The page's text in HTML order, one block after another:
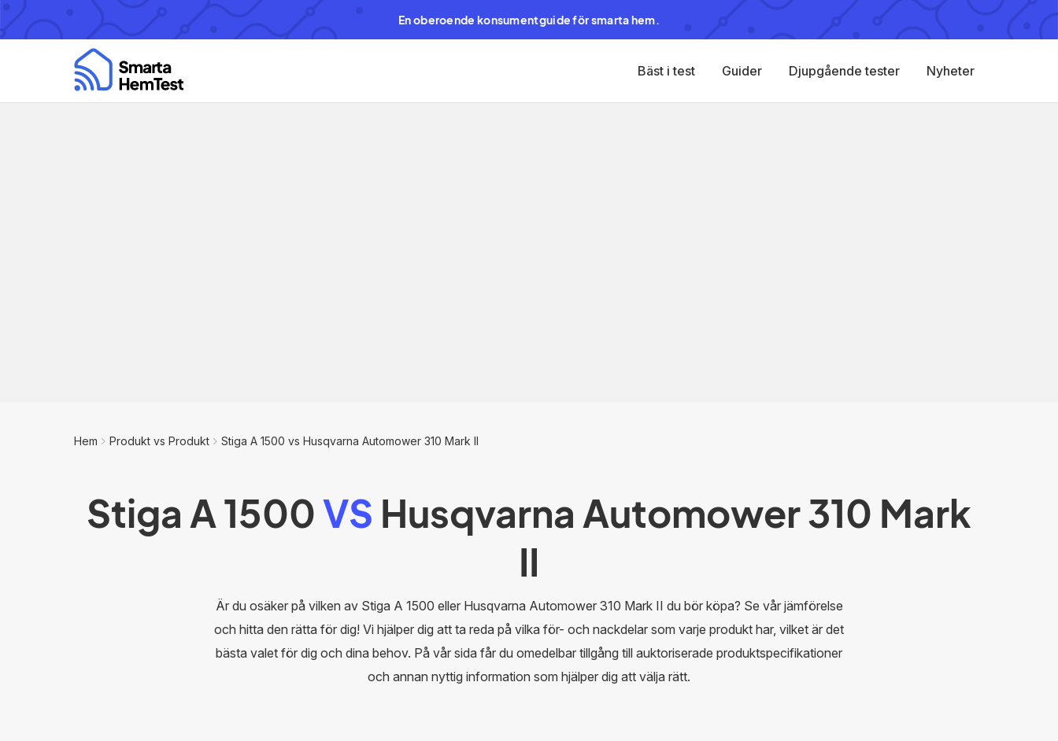
En oberoende konsumentguide för smarta hem.
Bäst i test Guider Djupgående tester Nyheter
Hem Produkt vs Produkt Stiga A 1500 vs Husqvarna Automower 310 Mark II
Stiga A 1500VS Husqvarna Automower 310 Mark
II
Är du osäker på vilken av Stiga A 1500 eller Husqvarna Automower 310 Mark II du bör köpa? Se vår jämförelse
och hitta den rätta för dig! Vi hjälper dig att ta reda på vilka för- och nackdelar som varje produkt har, vilket är det
bästa valet för dig och dina behov. På vår sida får du omedelbar tillgång till auktoriserade produktspecifikationer
och annan nyttig information som hjälper dig att välja rätt.